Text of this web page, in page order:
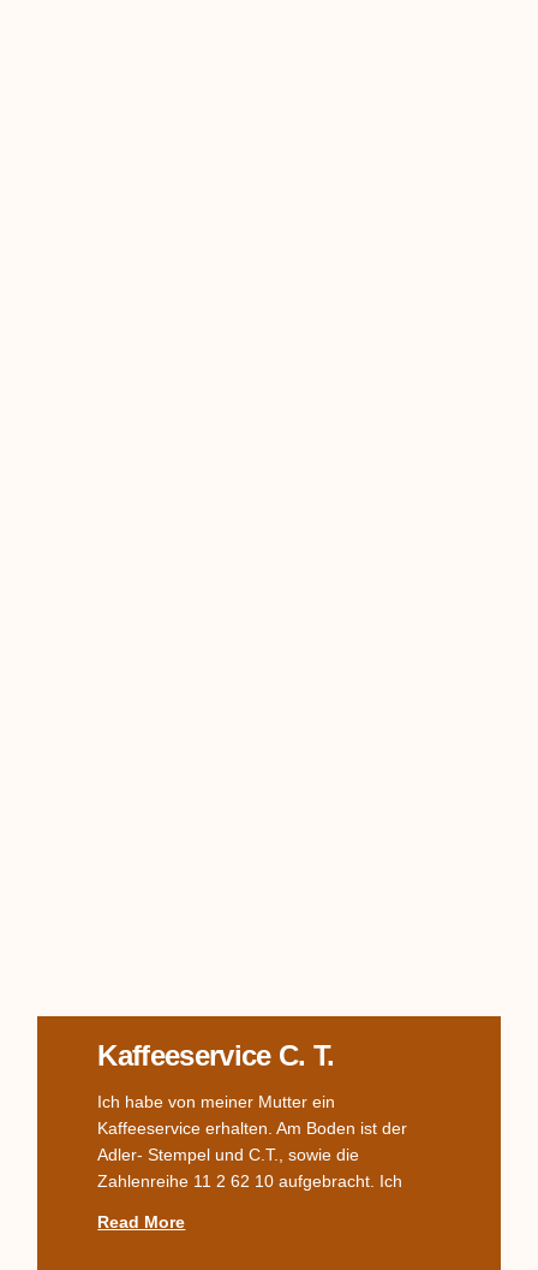
Kaffeeservice C. T.
Ich habe von meiner Mutter ein
Kaffeeservice erhalten. Am Boden ist der
Adler- Stempel und C.T., sowie die
Zahlenreihe 11 2 62 10 aufgebracht. Ich
Read More